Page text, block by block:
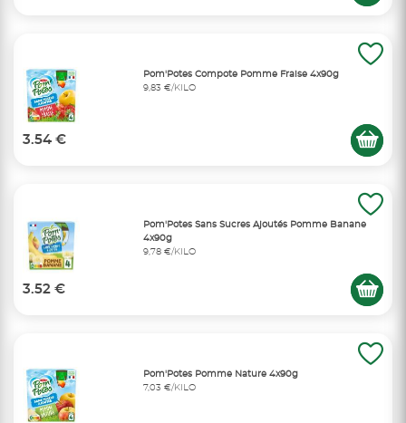
Pom'Potes Compote Pomme Fraise 4x90g
9,83 €/KILO
3.54 €
Pom'Potes Sans Sucres Ajoutés Pomme Banane
4x90g
9,78 €/KILO
3.52 €
Pom'Potes Pomme Nature 4x90g
7,03 €/KILO